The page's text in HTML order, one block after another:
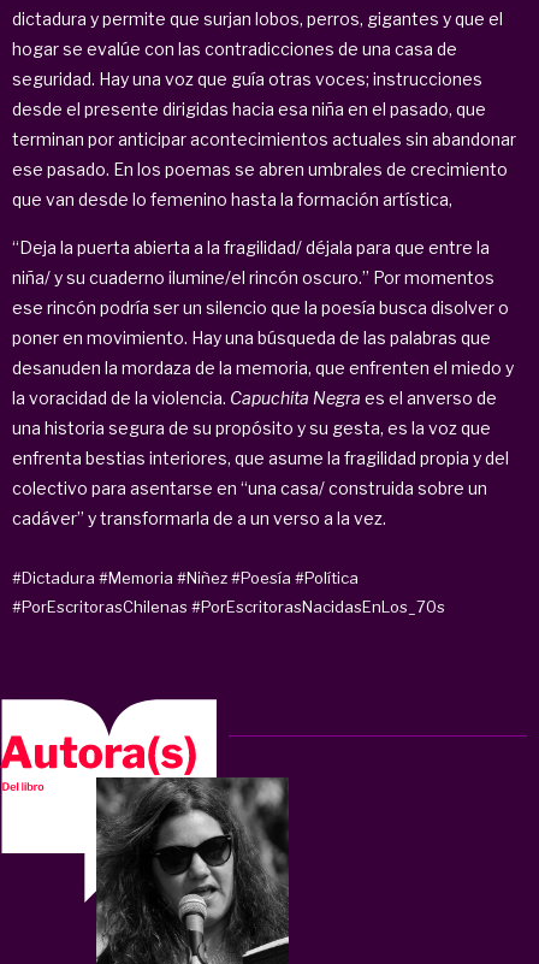
dictadura y permite que surjan lobos, perros, gigantes y que el
hogar se evalúe con las contradicciones de una casa de
seguridad. Hay una voz que guía otras voces; instrucciones
desde el presente dirigidas hacia esa niña en el pasado, que
terminan por anticipar acontecimientos actuales sin abandonar
ese pasado. En los poemas se abren umbrales de crecimiento
que van desde lo femenino hasta la formación artística,
“Deja la puerta abierta a la fragilidad/ déjala para que entre la
niña/ y su cuaderno ilumine/el rincón oscuro.” Por momentos
ese rincón podría ser un silencio que la poesía busca disolver o
poner en movimiento. Hay una búsqueda de las palabras que
desanuden la mordaza de la memoria, que enfrenten el miedo y
la voracidad de la violencia. Capuchita Negra es el anverso de
una historia segura de su propósito y su gesta, es la voz que
enfrenta bestias interiores, que asume la fragilidad propia y del
colectivo para asentarse en “una casa/ construida sobre un
cadáver” y transformarla de a un verso a la vez.
#Dictadura #Memoria #Niñez#Poesía #Política
#PorEscritorasChilenas #PorEscritorasNacidasEnLos_70s